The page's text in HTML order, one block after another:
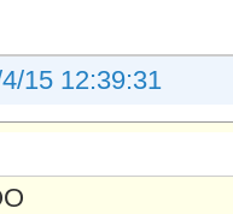
15 12:39:31